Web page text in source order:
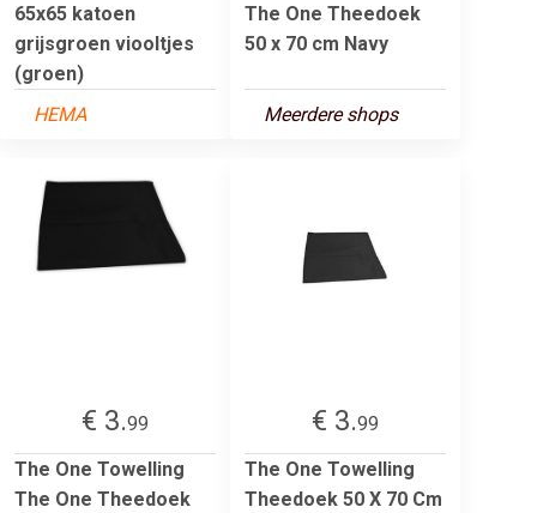
65x65 katoen
grijsgroen viooltjes
(groen)
HEMA
The One Theedoek
50 x 70 cm Navy
Meerdere shops
€ 3.99
The One Towelling
The One Theedoek
€ 3.99
The One Towelling
Theedoek 50 X 70 Cm